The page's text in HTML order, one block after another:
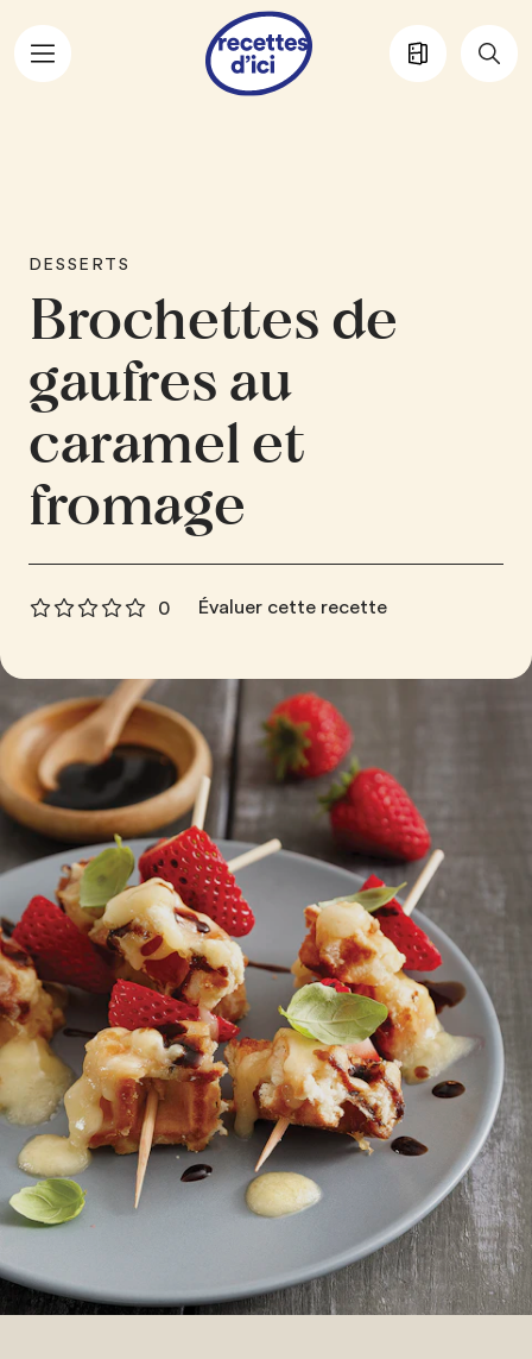
Aller au contenu principal
DESSERTS
Brochettes de
gaufres au
caramel et
fromage
0 Évaluer cette recette